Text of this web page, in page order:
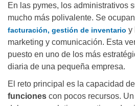
En las pymes, los administrativos
mucho más polivalente. Se
facturación, gestión de inventario y
marketing y comunicación. Esta
puesto en uno de los más
diaria de una pequeña empresa.
El reto principal es la capacidad
funciones con pocos recursos.